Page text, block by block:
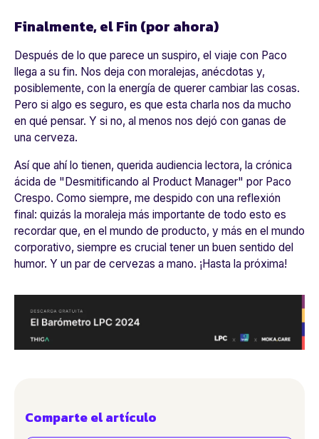
Finalmente, el Fin (por ahora)
Después de lo que parece un suspiro, el viaje con Paco
llega a su fin. Nos deja con moralejas, anécdotas y,
posiblemente, con la energía de querer cambiar las cosas.
Pero si algo es seguro, es que esta charla nos da mucho
en qué pensar. Y si no, al menos nos dejó con ganas de
una cerveza.
Así que ahí lo tienen, querida audiencia lectora, la crónica
ácida de "Desmitificando al Product Manager" por Paco
Crespo. Como siempre, me despido con una reflexión
final: quizás la moraleja más importante de todo esto es
recordar que, en el mundo de producto, y más en el mundo
corporativo, siempre es crucial tener un buen sentido del
humor. Y un par de cervezas a mano. ¡Hasta la próxima!
Comparte el artículo